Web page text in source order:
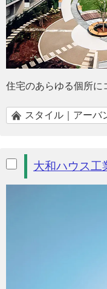
住宅のあらゆる個所に
スタイル｜アーバ
大和ハウス工